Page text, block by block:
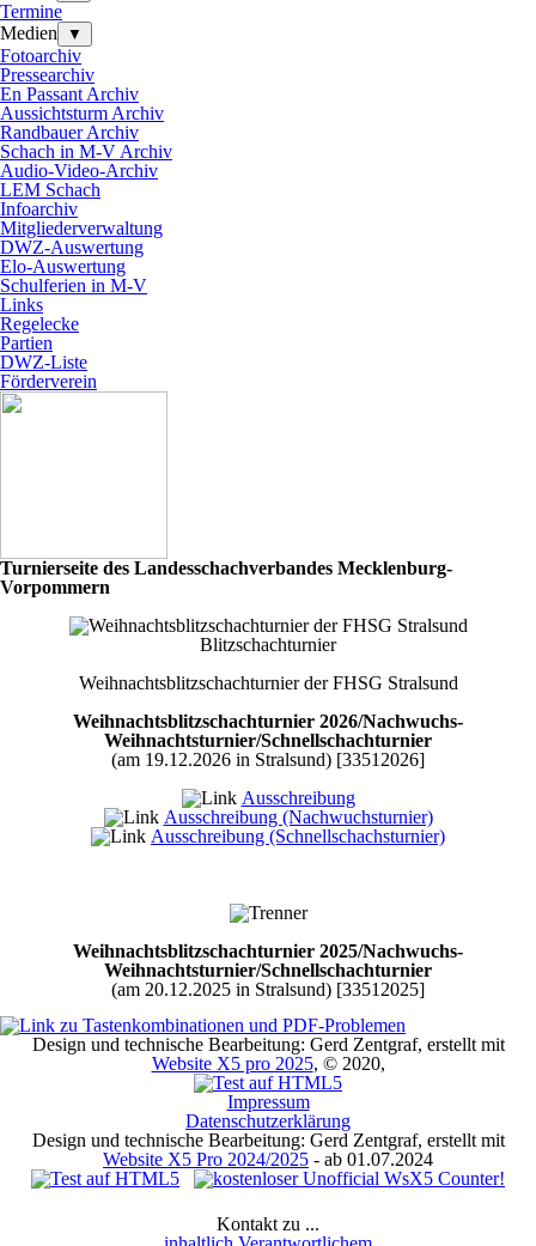
Termine
Medien
▼
Fotoarchiv
Pressearchiv
En Passant Archiv
Aussichtsturm Archiv
Randbauer Archiv
Schach in M-V Archiv
Audio-Video-Archiv
LEM Schach
Infoarchiv
Mitgliederverwaltung
DWZ-Auswertung
Elo-Auswertung
Schulferien in M-V
Links
Regelecke
Partien
DWZ-Liste
Förderverein
Turnierseite des Landesschachverbandes Mecklenburg-
Vorpommern
Blitzschachturnier
Weihnachtsblitzschachturnier der FHSG Stralsund
Weihnachtsblitzschachturnier 2026/Nachwuchs-
Weihnachtsturnier/Schnellschachturnier
(am 19.12.2026 in Stralsund) [33512026]
Ausschreibung
Ausschreibung (Nachwuchsturnier)
Ausschreibung (Schnellschachsturnier)
Weihnachtsblitzschachturnier 2025/Nachwuchs-
Weihnachtsturnier/Schnellschachturnier
(am 20.12.2025 in Stralsund) [33512025]
Ausschreibung
Ausschreibung (Nachwuchsturnier)
Ausschreibung (Schnellschachsturnier)
Endstand
Teilnehmer (Nachwuchsturnier)
Endstand (Nachwuchsturnier)
Weihnachtsblitzschachturnier 2024/Nachwuchs-
Design und technische Bearbeitung: Gerd Zentgraf, erstellt mit
Website X5 pro 2025, © 2020,
Impressum
Datenschutzerklärung
Design und technische Bearbeitung: Gerd Zentgraf, erstellt mit
Website X5 Pro 2024/2025 - ab 01.07.2024
Kontakt zu ...